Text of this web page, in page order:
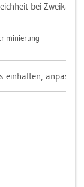
bei
ein­hal­ten,